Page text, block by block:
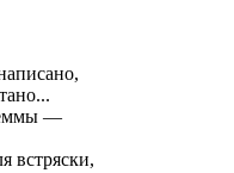
—
встряски,